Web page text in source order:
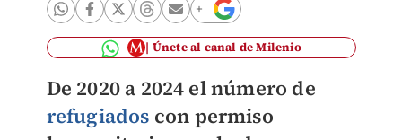
Únete al canal de Milenio
De 2020 a 2024 el número de
refugiados con permiso